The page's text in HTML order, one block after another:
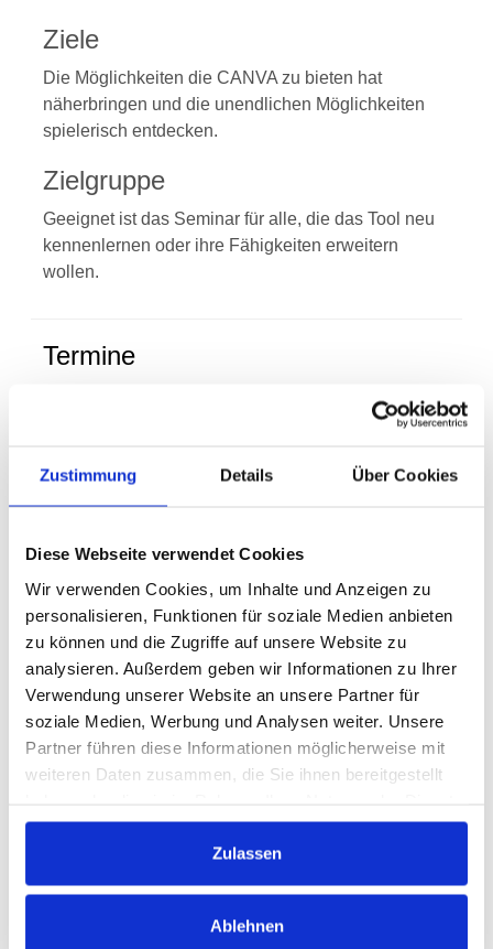
Zustimmung Details Über Cookies
Diese Webseite verwendet Cookies
Wir verwenden Cookies, um Inhalte und Anzeigen zu
personalisieren, Funktionen für soziale Medien anbieten
zu können und die Zugriffe auf unsere Website zu
analysieren. Außerdem geben wir Informationen zu Ihrer
Verwendung unserer Website an unsere Partner für
soziale Medien, Werbung und Analysen weiter. Unsere
Partner führen diese Informationen möglicherweise mit
weiteren Daten zusammen, die Sie ihnen bereitgestellt
gesammelt haben.
Zulassen
Ablehnen
Ziele
Die Möglichkeiten die CANVA zu bieten hat
näherbringen und die unendlichen Möglichkeiten
spielerisch entdecken.
Zielgruppe
Geeignet ist das Seminar für alle, die das Tool neu
kennenlernen oder ihre Fähigkeiten erweitern
wollen.
Termine
261-235 - Digital Tools – CANVA
Mo., 17.08.2026 11:00 Uhr- Mo.,
Datum
261-236 - Digital Tools – CANVA
Datum
Mo., 12.10.2026 11:00 Uhr- Mo.,
12.10.2026 13:00 Uhr
Ort
online
Dozent:in
AI for Beginners – Einführung in die